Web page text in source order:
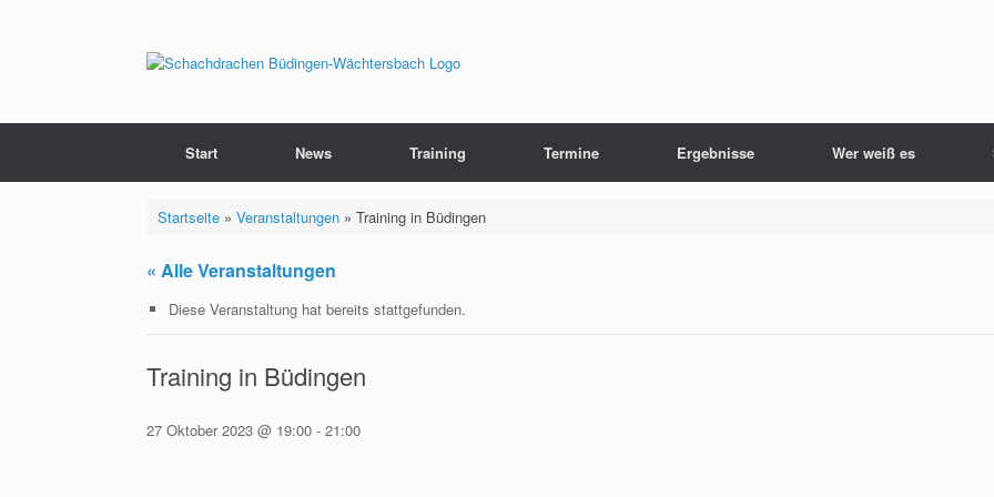
Start News Training Termine Ergebnisse Wer weiß es
Startseite» Veranstaltungen» Training in Büdingen
« Alle Veranstaltungen
Diese Veranstaltung hat bereits stattgefunden.
Training in Büdingen
27 Oktober 2023 @ 19:00 - 21:00